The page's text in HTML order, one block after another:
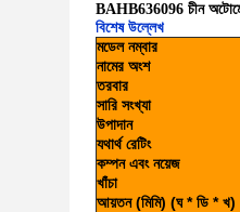
BAHB636096 চীন
বিশেষ উল্লেখ
মডেল নম্বার
নামের অংশ
তরবার
সারি সংখ্যা
উপাদান
যথার্থ রেটিং
কম্পন এবং নয়েজ
খাঁচা
আয়তন (মিমি) (ঘ * ডি * খ)